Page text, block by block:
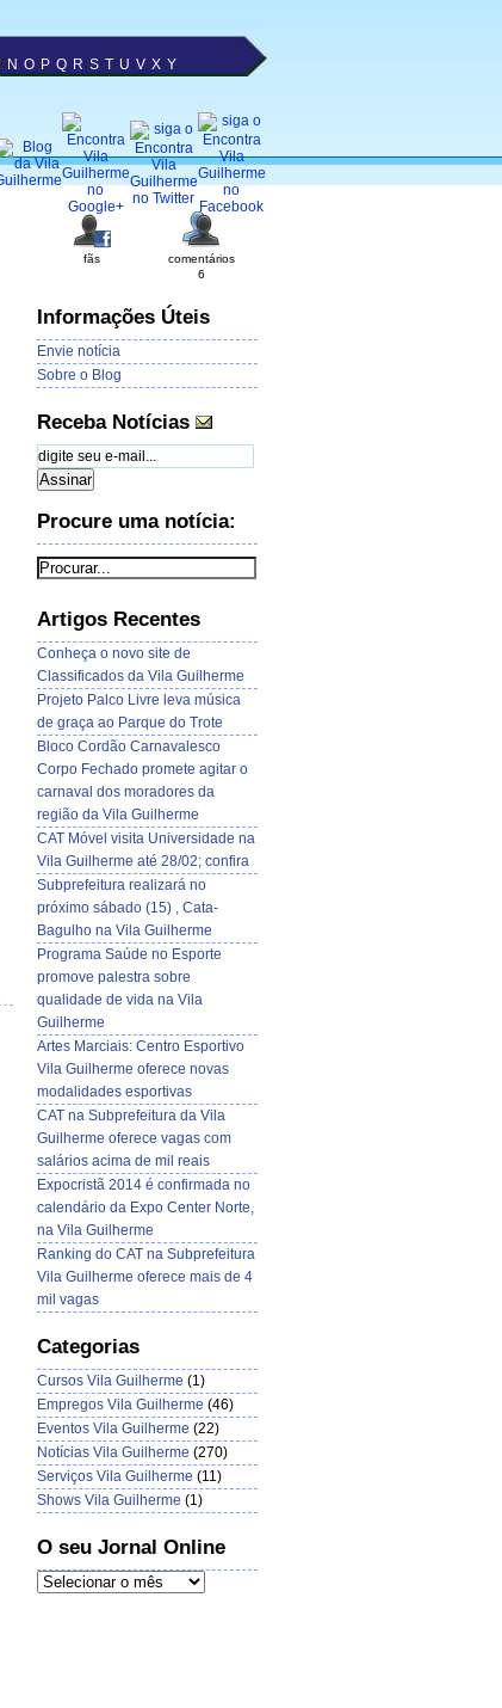
N O P Q R S T U V X Y
fãs
comentários
6
Informações Úteis
Envie notícia
Sobre o Blog
Receba Notícias
Procure uma notícia:
Artigos Recentes
Conheça o novo site de
Classificados da Vila Guilherme
Projeto Palco Livre leva música
de graça ao Parque do Trote
Bloco Cordão Carnavalesco
Corpo Fechado promete agitar o
carnaval dos moradores da
região da Vila Guilherme
CAT Móvel visita Universidade na
Vila Guilherme até 28/02; confira
Subprefeitura realizará no
próximo sábado (15) , Cata-
Bagulho na Vila Guilherme
Programa Saúde no Esporte
promove palestra sobre
qualidade de vida na Vila
Guilherme
Artes Marciais: Centro Esportivo
Vila Guilherme oferece novas
modalidades esportivas
CAT na Subprefeitura da Vila
Guilherme oferece vagas com
salários acima de mil reais
Expocristã 2014 é confirmada no
calendário da Expo Center Norte,
na Vila Guilherme
Ranking do CAT na Subprefeitura
Vila Guilherme oferece mais de 4
mil vagas
Categorias
Cursos Vila Guilherme (1)
Empregos Vila Guilherme (46)
Eventos Vila Guilherme (22)
Notícias Vila Guilherme (270)
Serviços Vila Guilherme (11)
Shows Vila Guilherme (1)
O seu Jornal Online